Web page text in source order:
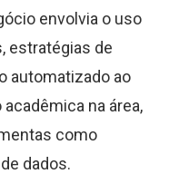
envolvia o uso
estratégias de
automatizado ao
na área,
como
dados.